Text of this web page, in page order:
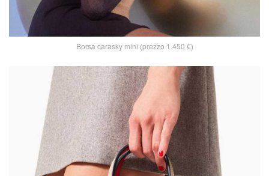
Borsa carasky mini (prezzo 1.450 €)